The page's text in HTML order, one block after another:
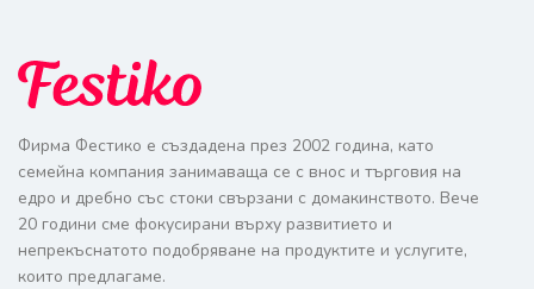
Фирма Фестико е създадена през 2002 година, като
семейна компания занимаваща се с внос и търговия на
едро и дребно със стоки свързани с домакинството. Вече
20 години сме фокусирани върху развитието и
непрекъснатото подобряване на продуктите и услугите,
които предлагаме.